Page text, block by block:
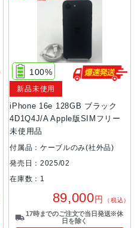
iPhone 16e 128GB ブラック
4D1Q4J/A Apple版SIMフリー
未使用品
100%
新品未使用
付属品：ケーブルのみ(社外品)
発売日：2025/02
在庫数：1
89,000円 （税込）
17時までのご注文で当日発送※休
日を除く